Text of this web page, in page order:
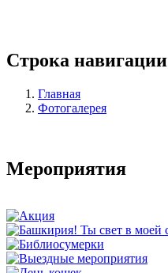
Строка навигации
Главная
Фотогалерея
Мероприятия